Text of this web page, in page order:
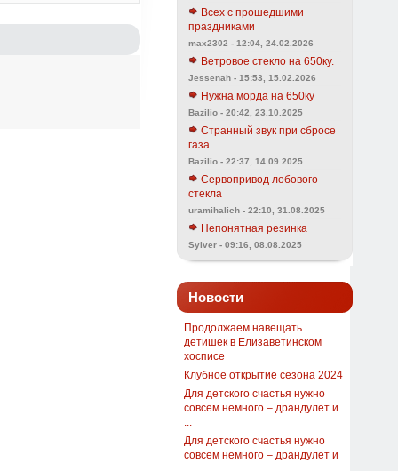
Всех с прошедшими
праздниками
max2302 - 12:04, 24.02.2026
Ветровое стекло на 650ку.
Jessenah - 15:53, 15.02.2026
Нужна морда на 650ку
Bazilio - 20:42, 23.10.2025
Странный звук при сбросе
газа
Bazilio - 22:37, 14.09.2025
Сервопривод лобового
стекла
uramihalich - 22:10, 31.08.2025
Непонятная резинка
Sylver - 09:16, 08.08.2025
Новости
Продолжаем навещать
детишек в Елизаветинском
хосписе
Клубное открытие сезона 2024
Для детского счастья нужно
совсем немного – драндулет и
Для детского счастья нужно
совсем немного – драндулет и